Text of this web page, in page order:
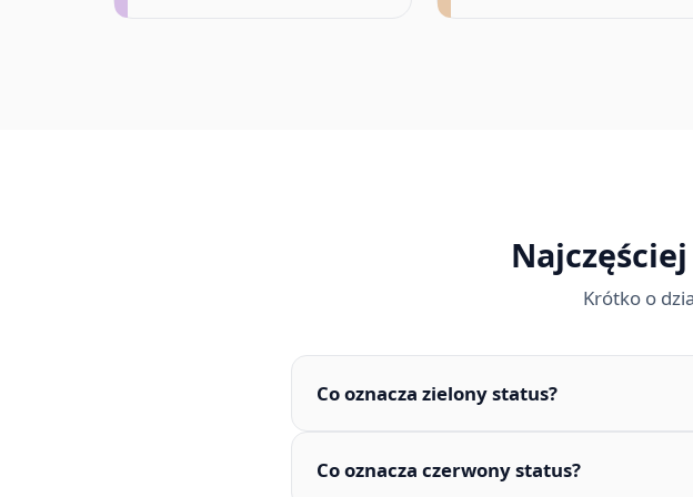
Krótko o
Co oznacza zielony status?
Co oznacza czerwony status?